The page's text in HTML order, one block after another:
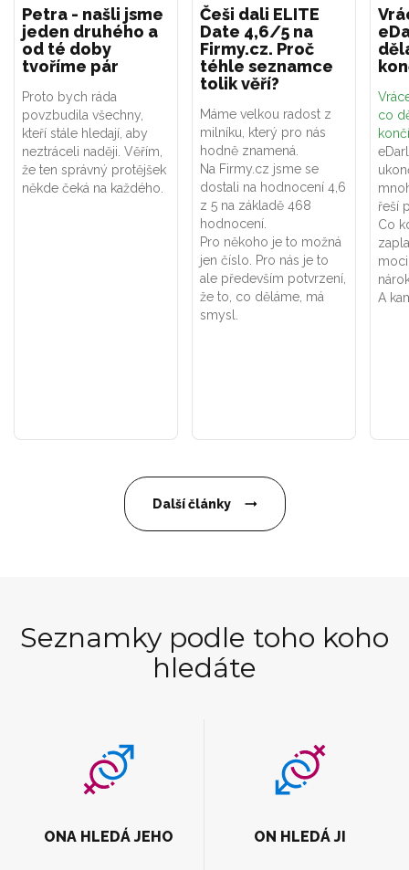
Petra - našli jsme
jeden druhého a
od té doby
tvoříme pár
Proto bych ráda
povzbudila všechny,
kteří stále hledají, aby
neztráceli naději. Věřím,
že ten správný protějšek
někde čeká na každého.
Češi dali ELITE
Date 4,6/5 na
Firmy.cz. Proč
téhle seznamce
tolik věří?
Máme velkou radost z
milníku, který pro nás
hodně znamená.
Na Firmy.cz jsme se
dostali na hodnocení 4,6
z 5 na základě 468
hodnocení.
Pro někoho je to možná
jen číslo. Pro nás je to
ale především potvrzení,
že to, co děláme, má
smysl.
co
řeší
Co
A
Další články
Seznamky podle toho koho
hledáte
ONA HLEDÁ JEHO ON HLEDÁ JI